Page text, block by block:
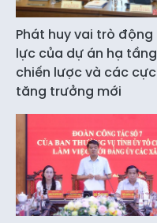
Phát huy vai trò động
lực của dự án hạ tầng
chiến lược và các cực
tăng trưởng mới